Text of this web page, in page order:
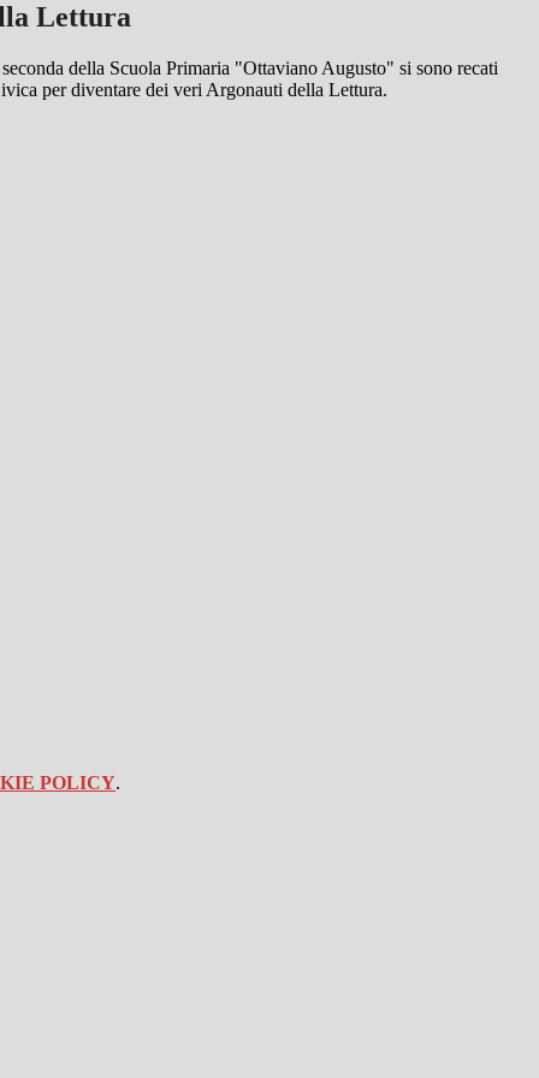
Lettura
della Scuola Primaria "Ottaviano Augusto" si sono recati
per diventare dei veri Argonauti della Lettura.
POLICY.